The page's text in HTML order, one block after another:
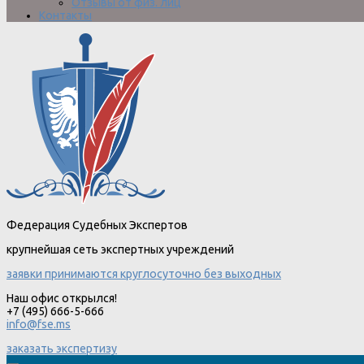
Отзывы от физ. лиц
Контакты
Федерация Судебных Экспертов
крупнейшая сеть экспертных учреждений
заявки принимаются круглосуточно без выходных
Наш офис открылся!
+7 (495) 666-5-666
info@fse.ms
заказать экспертизу